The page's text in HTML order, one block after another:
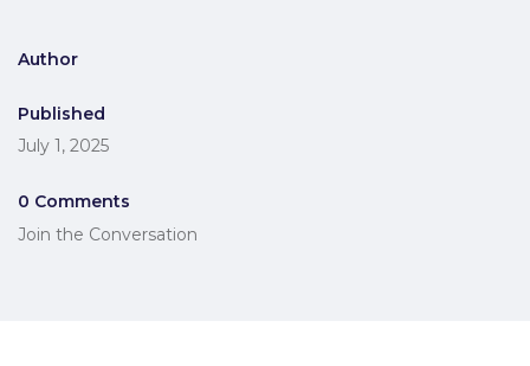
Author
Published
July 1, 2025
0 Comments
Join the Conversation